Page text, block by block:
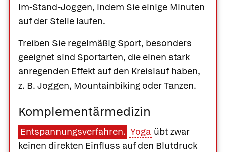
Im-Stand-Joggen, indem Sie einige Minuten
auf der Stelle laufen.
Treiben Sie regelmäßig Sport, besonders
geeignet sind Sportarten, die einen stark
anregenden Effekt auf den Kreislauf haben,
z. B. Joggen, Mountainbiking oder Tanzen.
Komplementärmedizin
Entspannungsverfahren. Yoga übt zwar
keinen direkten Einfluss auf den Blutdruck